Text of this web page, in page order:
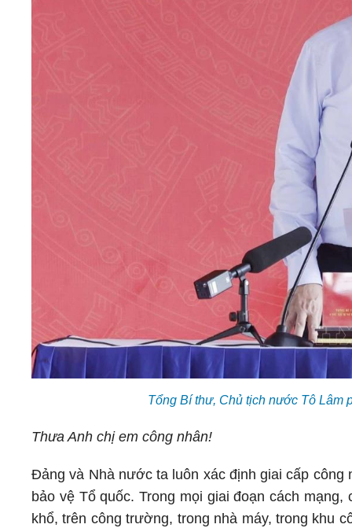
Tổng Bí thư, Chủ tịch nước Tô Lâm
Thưa Anh chị em công nhân!
Đảng và Nhà nước ta luôn xác định giai cấp
bảo vệ Tổ quốc. Trong mọi giai đoạn cách
khổ, trên công trường, trong nhà máy, trong khu